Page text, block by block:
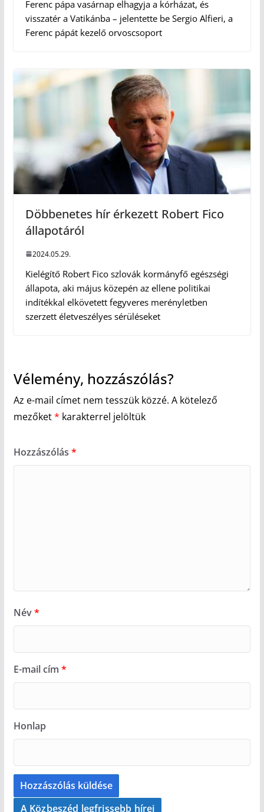
Ferenc pápa vasárnap elhagyja a kórházat, és
visszatér a Vatikánba – jelentette be Sergio Alfieri, a
Ferenc pápát kezelő orvoscsoport
Döbbenetes hír érkezett Robert Fico
állapotáról
2024.05.29.
Kielégítő Robert Fico szlovák kormányfő egészségi
állapota, aki május közepén az ellene politikai
indítékkal elkövetett fegyveres merényletben
szerzett életveszélyes sérüléseket
Vélemény, hozzászólás?
Az e-mail címet nem tesszük közzé. A kötelező
mezőket* karakterrel jelöltük
Hozzászólás *
Név*
E-mail cím *
Honlap
A Közbeszéd legfrissebb hírei